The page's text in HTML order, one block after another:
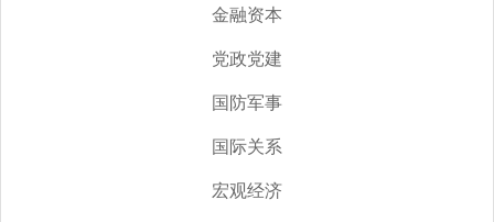
金融资本
党政党建
国防军事
国际关系
宏观经济